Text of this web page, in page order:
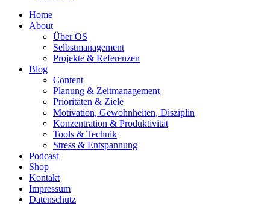
Home
About
Über OS
Selbstmanagement
Projekte & Referenzen
Blog
Content
Planung & Zeitmanagement
Prioritäten & Ziele
Motivation, Gewohnheiten, Disziplin
Konzentration & Produktivität
Tools & Technik
Stress & Entspannung
Podcast
Shop
Kontakt
Impressum
Datenschutz